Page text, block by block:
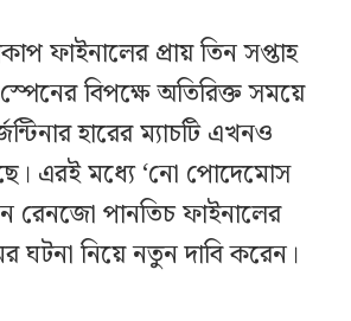
ফাইনালের প্রায় তিন সপ্তাহ
বিপক্ষে অতিরিক্ত সময়ে
হারের ম্যাচটি এখনও
এরই মধ্যে ‘নো পোদেমোস
রেনজো পানতিচ ফাইনালের
ঘটনা নিয়ে নতুন দাবি করেন।